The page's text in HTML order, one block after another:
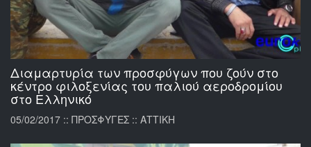
Διαμαρτυρία των προσφύγων που ζούν στο
κέντρο φιλοξενίας του παλιού αεροδρομίου
στο Ελληνικό
05/02/2017 :: ΠΡΟΣΦΥΓΕΣ :: ΑΤΤΙΚΗ